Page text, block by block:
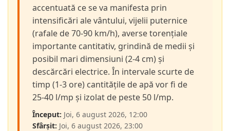
accentuată ce se va manifesta prin
intensificări ale vântului, vijelii puternice
(rafale de 70-90 km/h), averse torențiale
importante cantitativ, grindină de medii și
posibil mari dimensiuni (2-4 cm) și
descărcări electrice. În intervale scurte de
timp (1-3 ore) cantitățile de apă vor fi de
25-40 l/mp și izolat de peste 50 l/mp.
Început: Joi, 6 august 2026, 12:00
Sfârșit: Joi, 6 august 2026, 23:00